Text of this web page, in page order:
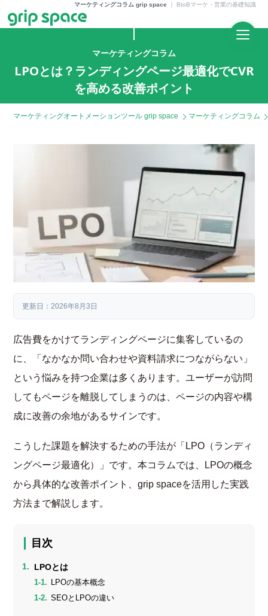
マーケティングコラム grip space BtoBマーケ・営業の基礎知識
マーケティングコラム
LPOとは？ランディングページ最適化でCVR
を高める改善ポイント
マーケティングオートメーションツール grip space マーケティングコラム
更新日：2026年8月3日
広告費をかけてランディングページに集客しているの
に、「なかなか問い合わせや資料請求につながらない」
という悩みを持つ企業は多くあります。ユーザーが訪問
してもページを離脱してしまうのは、ページの内容や構
成に改善の余地があるサインです。
こうした課題を解決するための手法が「LPO（ランディ
ングページ最適化）」です。本コラムでは、LPOの概念
から具体的な改善ポイント、grip spaceを活用した実践
方法まで解説します。
目次
LPOとは
LPOの基本概念
SEOとLPOの違い